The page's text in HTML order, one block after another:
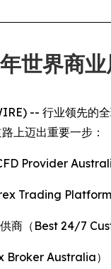
世界商业
-- 行业领先的
上迈出重要一步：
Provider
Trading
商（Best 24/7
Broker Australia）